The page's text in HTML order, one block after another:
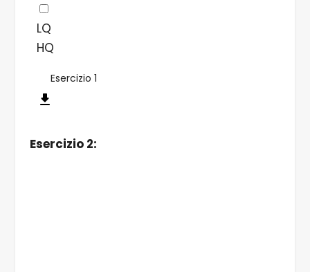
LQ
HQ
Esercizio 1
Esercizio 2: